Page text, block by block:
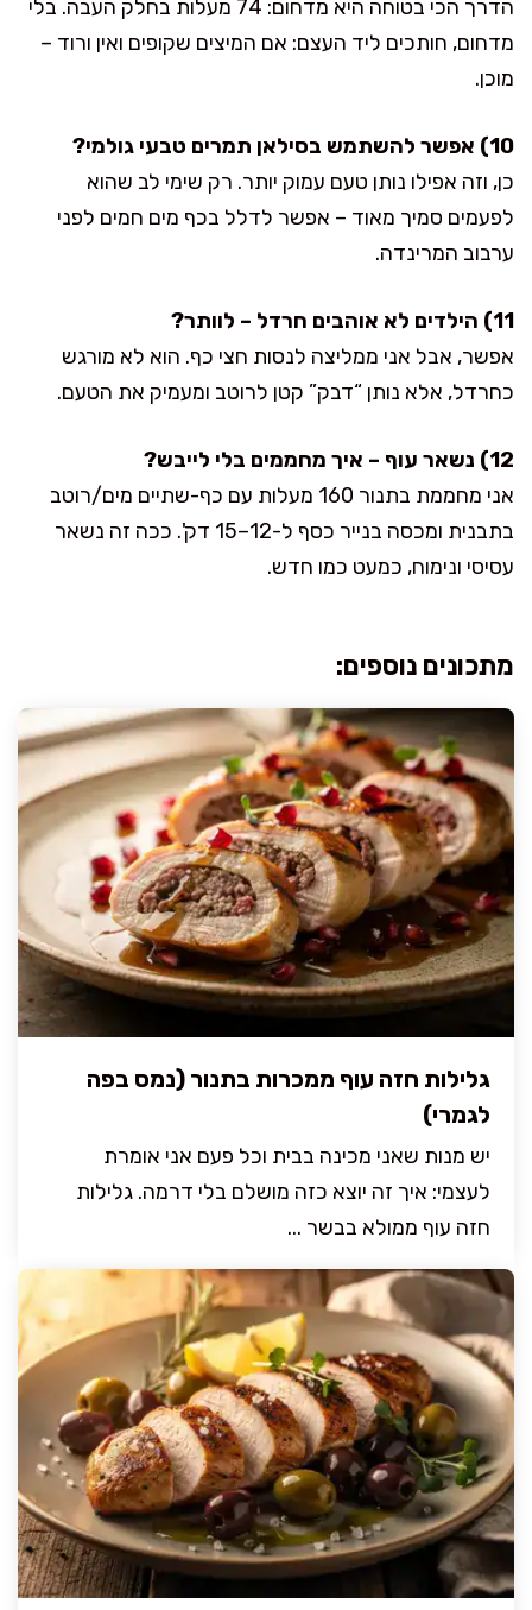
הדרך הכי בטוחה היא מדחום: 74 מעלות בחלק העבה. בלי
מדחום, חותכים ליד העצם: אם המיצים שקופים ואין ורוד –
מוכן.
10) אפשר להשתמש בסילאן תמרים טבעי גולמי?
כן, וזה אפילו נותן טעם עמוק יותר. רק שימי לב שהוא
לפעמים סמיך מאוד – אפשר לדלל בכף מים חמים לפני
ערבוב המרינדה.
11) הילדים לא אוהבים חרדל – לוותר?
אפשר, אבל אני ממליצה לנסות חצי כף. הוא לא מורגש
כחרדל, אלא נותן “דבק” קטן לרוטב ומעמיק את הטעם.
12) נשאר עוף – איך מחממים בלי לייבש?
אני מחממת בתנור 160 מעלות עם כף-שתיים מים/רוטב
בתבנית ומכסה בנייר כסף ל-12–15 דק'. ככה זה נשאר
עסיסי ונימוח, כמעט כמו חדש.
מתכונים נוספים:
גלילות חזה עוף ממכרות בתנור (נמס בפה
לגמרי)
יש מנות שאני מכינה בבית וכל פעם אני אומרת
לעצמי: איך זה יוצא כזה מושלם בלי דרמה. גלילות
חזה עוף ממולא בבשר ...